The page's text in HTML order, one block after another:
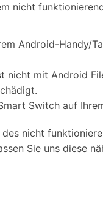
nicht
Android-Handy/
nicht mit Android
Switch auf
nicht
Sie uns diese